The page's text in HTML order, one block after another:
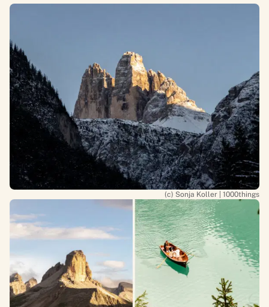
(c) Sonja Koller | 1000things